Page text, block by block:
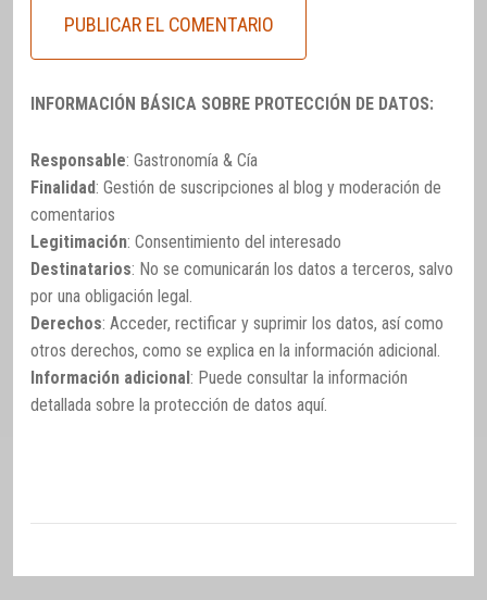
INFORMACIÓN BÁSICA SOBRE PROTECCIÓN DE DATOS:
Responsable: Gastronomía & Cía
Finalidad: Gestión de suscripciones al blog y moderación de
comentarios
Legitimación: Consentimiento del interesado
Destinatarios: No se comunicarán los datos a terceros, salvo
por una obligación legal.
Derechos: Acceder, rectificar y suprimir los datos, así como
otros derechos, como se explica en la información adicional.
Información adicional: Puede consultar la información
detallada sobre la protección de datos aquí.